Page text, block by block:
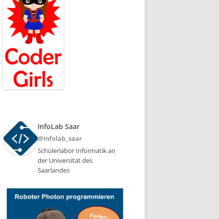
InfoLab Saar
@infolab_saar
Schülerlabor Informatik an
der Universität des
Saarlandes